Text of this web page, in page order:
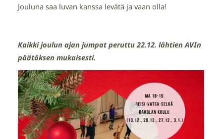
Jouluna saa luvan kanssa levätä ja vaan olla!
Kaikki joulun ajan jumpat peruttu 22.12. lähtien AVIn
päätöksen mukaisesti.